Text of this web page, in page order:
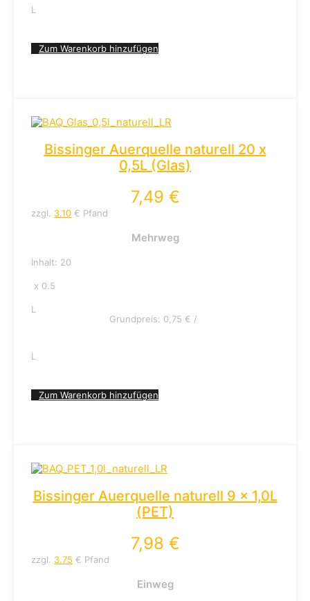
L
Zum Warenkorb hinzufügen
Bissinger Auerquelle naturell 20 x
0,5L (Glas)
7,49 €
zzgl. 3.10 € Pfand
Mehrweg
Inhalt: 20
x 0.5
L
Grundpreis: 0,75 € /
L
Zum Warenkorb hinzufügen
Bissinger Auerquelle naturell 9 x 1,0L
(PET)
7,98 €
zzgl. 3.75 € Pfand
Einweg